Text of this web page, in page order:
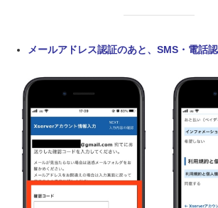
メールアドレス認証のあと、SMS・電話認